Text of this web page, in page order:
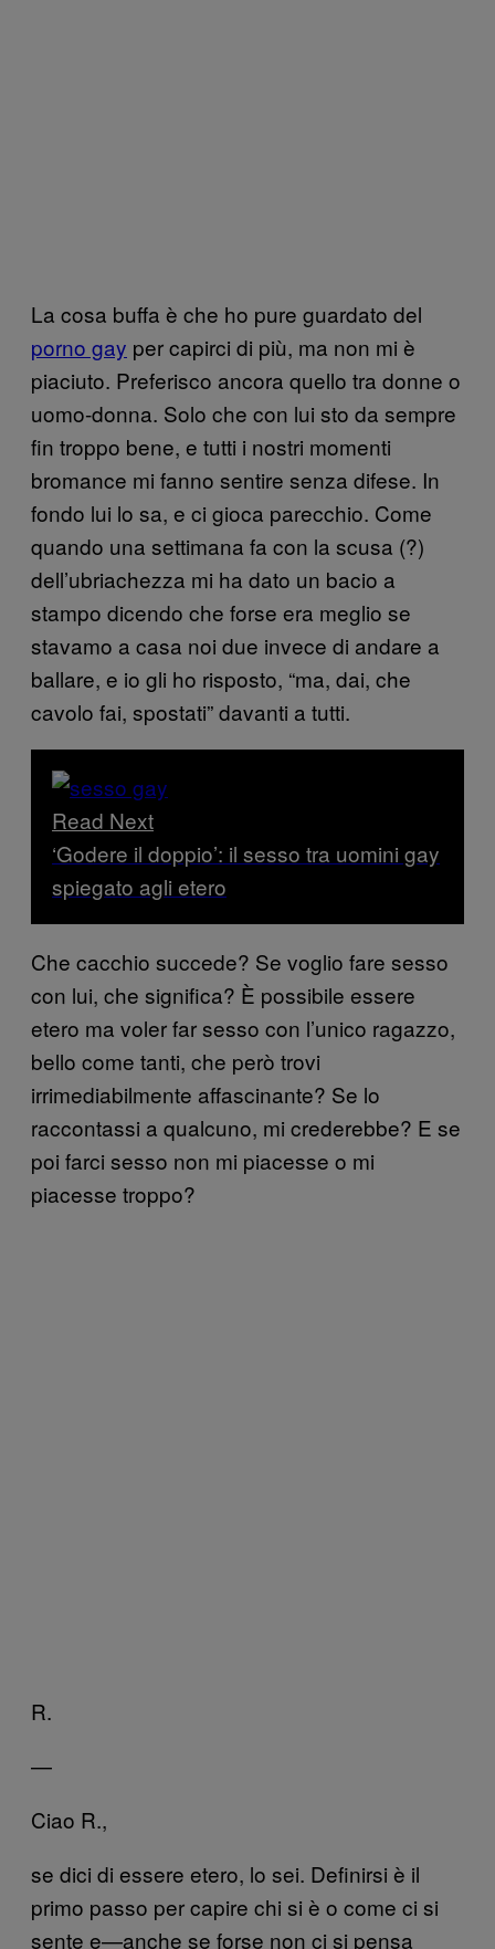
La cosa buffa è che ho pure guardato del
porno gay per capirci di più, ma non mi è
piaciuto. Preferisco ancora quello tra donne o
uomo-donna. Solo che con lui sto da sempre
fin troppo bene, e tutti i nostri momenti
bromance mi fanno sentire senza difese. In
fondo lui lo sa, e ci gioca parecchio. Come
quando una settimana fa con la scusa (?)
dell’ubriachezza mi ha dato un bacio a
stampo dicendo che forse era meglio se
stavamo a casa noi due invece di andare a
ballare, e io gli ho risposto, “ma, dai, che
cavolo fai, spostati” davanti a tutti.
Read Next
‘Godere il doppio’: il sesso tra uomini gay
spiegato agli etero
Che cacchio succede? Se voglio fare sesso
con lui, che significa? È possibile essere
etero ma voler far sesso con l’unico ragazzo,
bello come tanti, che però trovi
irrimediabilmente affascinante? Se lo
raccontassi a qualcuno, mi crederebbe? E se
poi farci sesso non mi piacesse o mi
piacesse troppo?
R.
—
Ciao R.,
se dici di essere etero, lo sei. Definirsi è il
primo passo per capire chi si è o come ci si
sente e—anche se forse non ci si pensa